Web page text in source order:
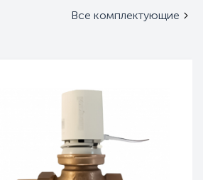
Все комплектующие